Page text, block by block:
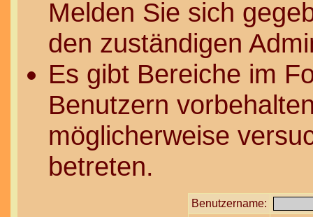
Melden Sie sich
den zuständigen
Es gibt Bereiche im
Benutzern
möglicherweise
betreten.
Benutzername: